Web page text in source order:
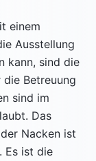
einem
Ausstellung
kann, sind die
Betreuung
sind im
Das
Nacken ist
Es ist die